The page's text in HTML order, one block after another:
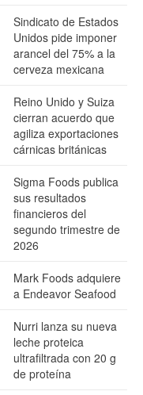
Sindicato de Estados
Unidos pide imponer
arancel del 75% a la
cerveza mexicana
Reino Unido y Suiza
cierran acuerdo que
agiliza exportaciones
cárnicas británicas
Sigma Foods publica
sus resultados
financieros del
segundo trimestre de
2026
Mark Foods adquiere
a Endeavor Seafood
Nurri lanza su nueva
leche proteica
ultrafiltrada con 20 g
de proteína